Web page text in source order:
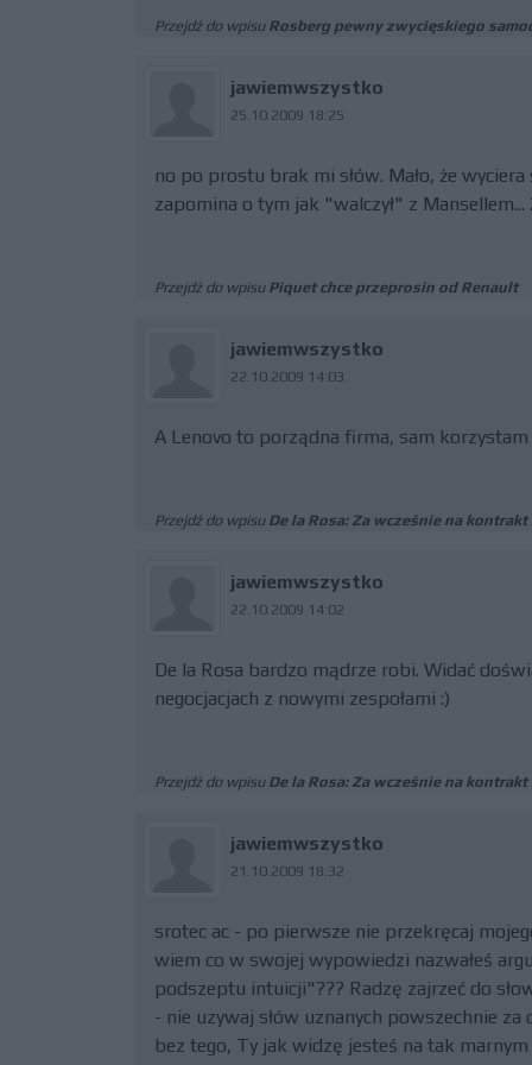
Przejdź do wpisu Rosberg pewny zwycięskiego
jawiemwszystko
25.10.2009 18:25
no po prostu brak mi słów. Mało, że
zapomina o tym jak "walczył" z Mansellem...
Przejdź do wpisu Piquet chce przeprosin od Renault
jawiemwszystko
22.10.2009 14:03
A Lenovo to porządna firma, sam korzystam
Przejdź do wpisu De la Rosa: Za wcześnie na kontrakt
jawiemwszystko
22.10.2009 14:02
De la Rosa bardzo mądrze robi. Widać
negocjacjach z nowymi zespołami :)
Przejdź do wpisu De la Rosa: Za wcześnie na kontrakt
jawiemwszystko
21.10.2009 18:32
srotec ac - po pierwsze nie przekręcaj
wiem co w swojej wypowiedzi nazwałeś
podszeptu intuicji"??? Radzę zajrzeć do
- nie uzywaj słów uznanych powszechnie
bez tego, Ty jak widzę jesteś na tak